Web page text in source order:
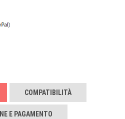
COMPATIBILITÀ
E PAGAMENTO